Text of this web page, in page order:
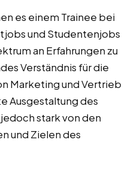
es einem Trainee bei
und Studentenjobs
an Erfahrungen zu
Verständnis für die
Marketing und Vertrieb
Ausgestaltung des
stark von den
und Zielen des